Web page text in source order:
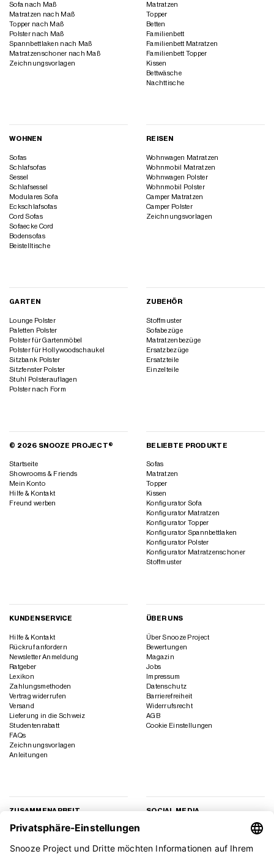
Sofa nach Maß
Matratzen nach Maß
Topper nach Maß
Polster nach Maß
Spannbettlaken nach Maß
Matratzenschoner nach Maß
Zeichnungsvorlagen
Matratzen
Topper
Betten
Familienbett
Familienbett Matratzen
Familienbett Topper
Kissen
Bettwäsche
Nachttische
WOHNEN
Sofas
Schlafsofas
Sessel
Schlafsessel
Modulares Sofa
Eckschlafsofas
Cord Sofas
Sofaecke Cord
Bodensofas
Beistelltische
REISEN
Wohnwagen Matratzen
Wohnmobil Matratzen
Wohnwagen Polster
Wohnmobil Polster
Camper Matratzen
Camper Polster
Zeichnungsvorlagen
GARTEN
Lounge Polster
Paletten Polster
Polster für Gartenmöbel
Polster für Hollywoodschaukel
Sitzbank Polster
Sitzfenster Polster
Stuhl Polsterauflagen
Polster nach Form
ZUBEHÖR
Stoffmuster
Sofabezüge
Matratzenbezüge
Ersatzbezüge
Ersatzteile
Einzelteile
© 2026 SNOOZE PROJECT®
Startseite
Showrooms & Friends
Mein Konto
Hilfe & Kontakt
Freund werben
BELIEBTE PRODUKTE
Sofas
Matratzen
Topper
Kissen
Konfigurator Sofa
Konfigurator Matratzen
Konfigurator Topper
Konfigurator Spannbettlaken
Konfigurator Polster
Konfigurator Matratzenschoner
Stoffmuster
KUNDENSERVICE
Hilfe & Kontakt
Rückruf anfordern
Newsletter Anmeldung
Ratgeber
Lexikon
Zahlungsmethoden
Vertrag widerrufen
Versand
Lieferung in die Schweiz
Studentenrabatt
FAQs
Zeichnungsvorlagen
Anleitungen
ÜBER UNS
Über Snooze Project
Bewertungen
Magazin
Jobs
Impressum
Datenschutz
Barrierefreiheit
Widerrufsrecht
AGB
Cookie Einstellungen
ZUSAMMENARBEIT
Geschäftskunden
Presse
SOCIAL MEDIA
TikTok